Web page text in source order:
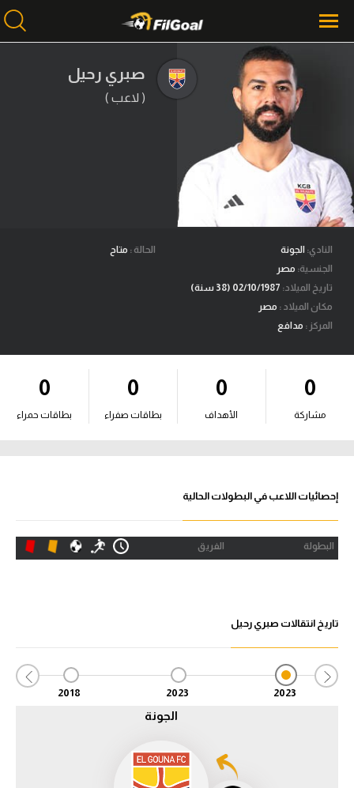
محتوى إخباري
الرئيسية
أخبار
مباريات
فانتازي في الجول
مسابقة التوقعات
فيديوهات
آراء حرة
ركن الألعاب
الدوري المصري
الدوري الإنجليزي الممتاز
الدوري الإيطالي
الدوري الألماني
دوري أبطال أوروبا
صبري رحيل
( لاعب )
النادي: الجونة
الجنسية: مصر
تاريخ الميلاد:
مكان الميلاد : مصر
المركز : مدافع
الحالة : متاح
0
مشاركة
0
الأهداف
0
بطاقات صفراء
0
بطاقات حمراء
إحصائيات اللاعب في البطولات الحالية
البطولة الفريق
تاريخ انتقالات صبري رحيل
2023
2023
2018
الجونة